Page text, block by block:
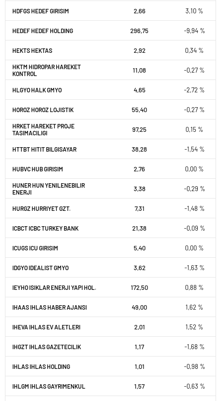
HDFGS HEDEF GIRISIM 2,66 3,10 %
HEDEF HEDEF HOLDING 296,75 -9,94 %
HEKTS HEKTAS 2,92 0,34 %
HKTM HIDROPAR HAREKET
KONTROL
11,08 -0,27 %
HLGYO HALK GMYO 4,65 -2,72 %
HOROZ HOROZ LOJISTIK 55,40 -0,27 %
HRKET HAREKET PROJE
TASIMACILIGI
97,25 0,15 %
HTTBT HITIT BILGISAYAR 38,28 -1,54 %
HUBVC HUB GIRISIM 2,76 0,00 %
HUNER HUN YENILENEBILIR
ENERJI
3,38 -0,29 %
HURGZ HURRIYET GZT. 7,31 -1,48 %
ICBCT ICBC TURKEY BANK 21,38 -0,09 %
ICUGS ICU GIRISIM 5,40 0,00 %
IDGYO IDEALIST GMYO 3,62 -1,63 %
IEYHO ISIKLAR ENERJI YAPI HOL. 172,50 0,88 %
IHAAS IHLAS HABER AJANSI 49,00 1,62 %
IHEVA IHLAS EV ALETLERI 2,01 1,52 %
IHGZT IHLAS GAZETECILIK 1,17 -1,68 %
IHLAS IHLAS HOLDING 1,01 -0,98 %
IHLGM IHLAS GAYRIMENKUL 1,57 -0,63 %